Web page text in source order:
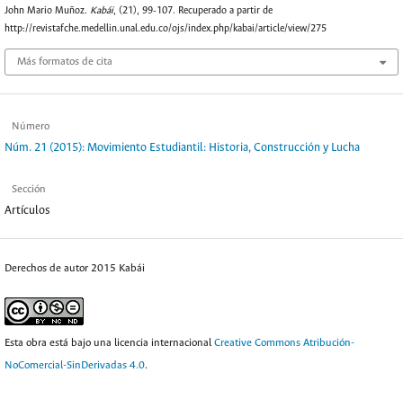
John Mario Muñoz. Kabái, (21), 99-107. Recuperado a partir de
http://revistafche.medellin.unal.edu.co/ojs/index.php/kabai/article/view/275
Más formatos de cita
Número
Núm. 21 (2015): Movimiento Estudiantil: Historia, Construcción y Lucha
Sección
Artículos
Derechos de autor 2015 Kabái
Esta obra está bajo una licencia internacional Creative Commons Atribución-
NoComercial-SinDerivadas 4.0.